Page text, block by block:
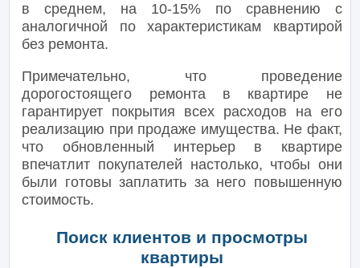
в среднем, на 10-15% по сравнению с
аналогичной по характеристикам квартирой
без ремонта.
Примечательно, что проведение
дорогостоящего ремонта в квартире не
гарантирует покрытия всех расходов на его
реализацию при продаже имущества. Не факт,
что обновленный интерьер в квартире
впечатлит покупателей настолько, чтобы они
были готовы заплатить за него повышенную
стоимость.
Поиск клиентов и просмотры
квартиры